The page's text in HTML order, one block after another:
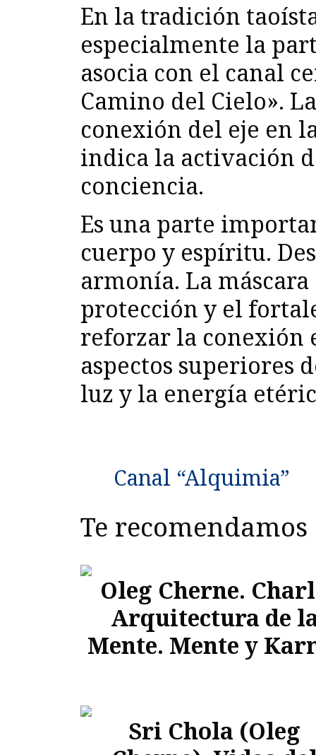
En la tradición
especialmente la
asocia con el canal
Camino del Cielo».
conexión del eje en
indica la activación
conciencia.
Es una parte
cuerpo y espíritu.
armonía. La
protección y el
reforzar la conexión
aspectos superiores
luz y la energía
Canal “Alquimia”
Te recomendamos
Oleg Cherne.
Arquitectura de
Mente. Mente y
Sri Chola (Oleg